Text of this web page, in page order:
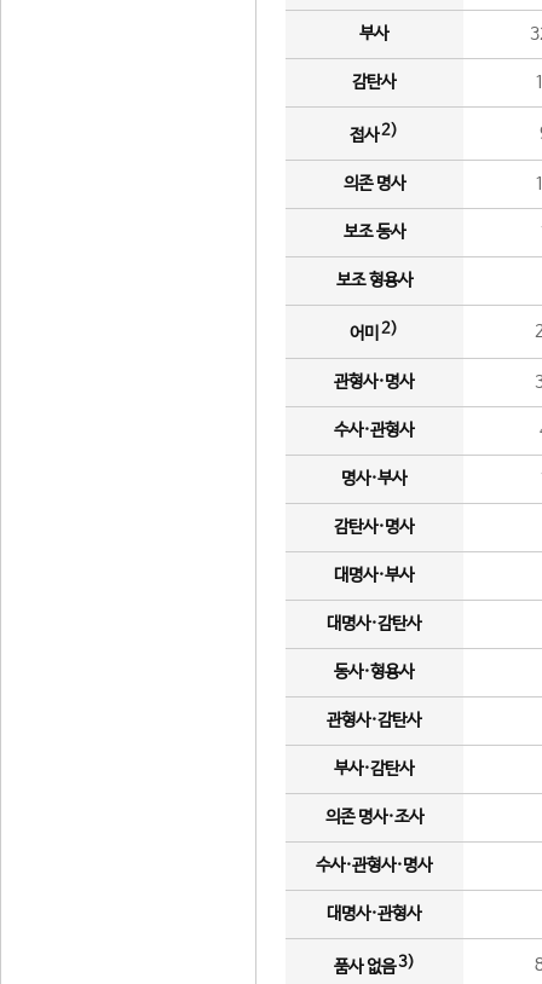
부사
감탄사
접사2)
의존 명사
보조 동사
보조 형용사
어미 2)
관형사·명사
수사·관형사
명사·부사
감탄사·명사
대명사·부사
대명사·감탄사
동사·형용사
관형사·감탄사
부사·감탄사
의존 명사·조사
수사·관형사·명사
대명사·관형사
품사 없음3)